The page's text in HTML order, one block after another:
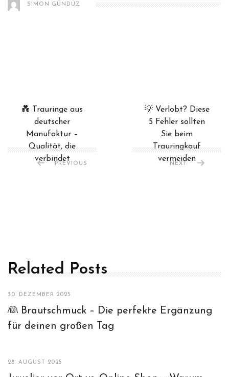
SIMON GÜNDÜZ
💑 Trauringe aus
deutscher
Manufaktur –
Qualität, die
verbindet
PREVIOUS
💡 Verlobt? Diese
5 Fehler sollten
Sie beim
Trauringkauf
vermeiden
NEXT
Related Posts
30. DEZEMBER 2025
👰 Brautschmuck – Die perfekte Ergänzung
für deinen großen Tag
28. AUGUST 2025